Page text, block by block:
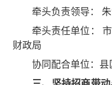
牵头负责领导：
牵头责任单位：
财政局
协同配合单位：县